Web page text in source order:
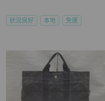
狀況良好 本地 免運